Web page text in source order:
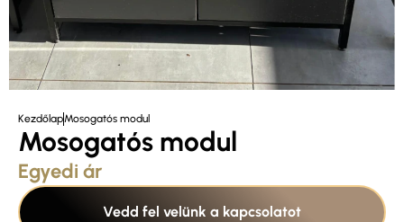
KezdőlapMosogatós modul
Mosogatós modul
Egyedi ár
Vedd fel velünk a kapcsolatot